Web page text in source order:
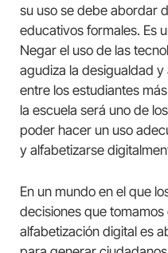
su uso se debe abordar
educativos formales. Es
Negar el uso de las
agudiza la desigualdad
entre los estudiantes
la escuela será uno de
poder hacer un uso
y alfabetizarse
En un mundo en el que
decisiones que tomamos
alfabetización digital es